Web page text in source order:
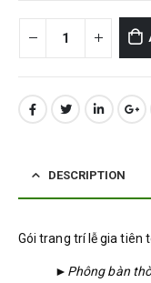
DESCRIPTION
Gói trang trí lễ gia tiên
►Phông bàn